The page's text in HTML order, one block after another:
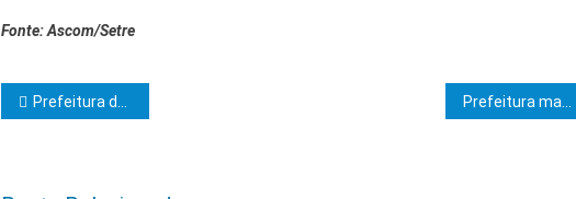
Fonte: Ascom/Setre
Navegação de Post
Prefeitura destaca parceria e parabeniza blocos e artistas pela realização do Carnaval Cultural